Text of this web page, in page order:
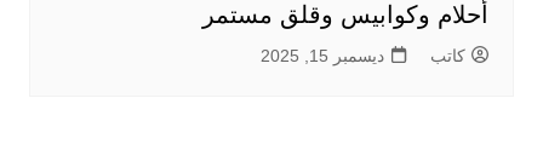
أحلام وكوابيس وقلق مستمر
كاتب ديسمبر 15, 2025